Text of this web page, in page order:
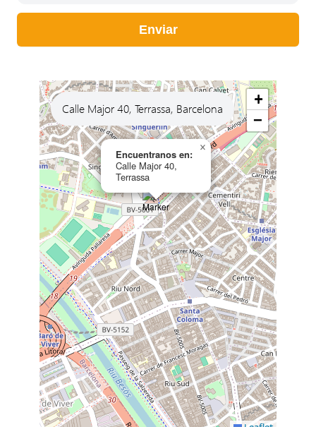
Enviar
Encuentranos en:
Calle Major 40,
Terrassa
×
+
−
Calle Major 40, Terrassa, Barcelona